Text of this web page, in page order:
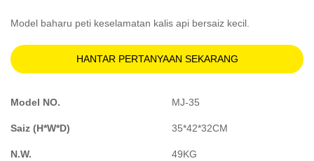
Model baharu peti keselamatan kalis api bersaiz kecil.
HANTAR PERTANYAAN SEKARANG
Model NO. MJ-35
Saiz (H*W*D) 35*42*32CM
N.W. 49KG